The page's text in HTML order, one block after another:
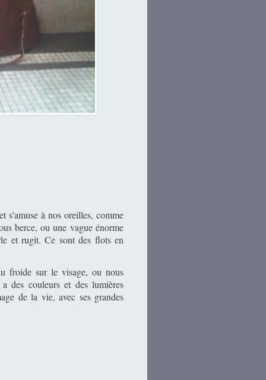
s'amuse à nos oreilles, comme
berce, ou une vague énorme
et rugit. Ce sont des flots en
froide sur le visage, ou nous
des couleurs et des lumières
de la vie, avec ses grandes